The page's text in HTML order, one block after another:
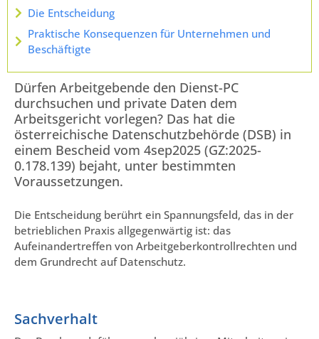
Die Entscheidung
Praktische Konsequenzen für Unternehmen und
Beschäftigte
Dürfen Arbeitgebende den Dienst-PC
durchsuchen und private Daten dem
Arbeitsgericht vorlegen? Das hat die
österreichische Datenschutzbehörde (DSB) in
einem Bescheid vom 4sep2025 (GZ:2025-
0.178.139) bejaht, unter bestimmten
Voraussetzungen.
Die Entscheidung berührt ein Spannungsfeld, das in der
betrieblichen Praxis allgegenwärtig ist: das
Aufeinandertreffen von Arbeitgeberkontrollrechten und
dem Grundrecht auf Datenschutz.
Sachverhalt